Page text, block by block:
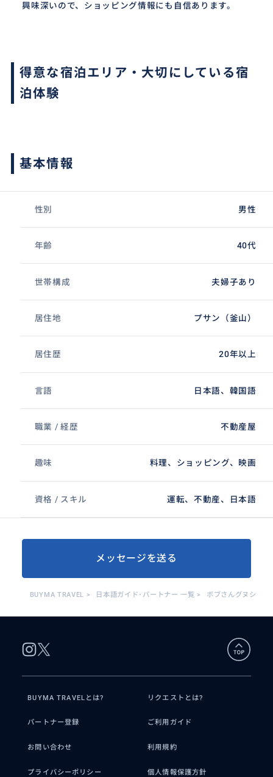
興味深いので、ショッピング情報にも自信あります。
得意な宿泊エリア・大切にしている宿
泊体験
基本情報
性別 男性
年齢 40代
世帯構成 夫婦子あり
居住地 プサン（釜山）
居住歴 20年以上
言語 日本語、韓国語
職業 / 経歴 不動産屋
趣味 料理、ショッピング、映画
資格 / スキル 運転、不動産、日本語
メッセージを送る
BUYMA TRAVEL > 日本語ガイド･パートナー 一覧 > ボブさんグヌシ
BUYMA TRAVELとは? リクエストとは?
パートナー登録 ご利用ガイド
お問い合わせ 利用規約
プライバシーポリシー 個人情報保護方針